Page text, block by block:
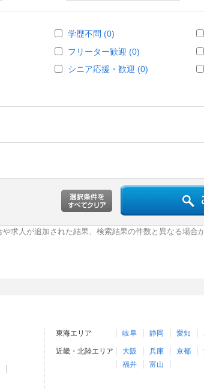
学歴不問 (0)
フリーター歓迎 (0)
シニア応援・歓迎 (0)
求人が追加された結果、検索結果の件数と異なる場合が
東海エリア 岐阜 静岡 愛知
近畿・北陸エリア 大阪 兵庫 京都
福井
富山